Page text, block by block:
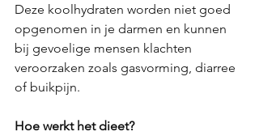
Deze koolhydraten worden niet goed
opgenomen in je darmen en kunnen
bij gevoelige mensen klachten
veroorzaken zoals gasvorming, diarree
of buikpijn.
Hoe werkt het dieet?